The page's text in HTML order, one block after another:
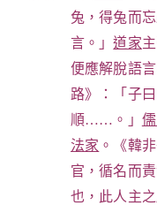
兔，得兔而
言。」道家
便應解脫語
路》：「子
順……。」
法家 。《韓
官，循名而
也，此人主之